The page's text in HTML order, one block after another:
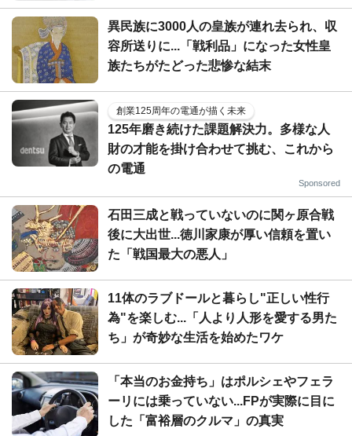
異民族に3000人の皇族が連れ去られ、収
容所送りに...「戦利品」になった女性皇
族たちがたどった悲惨な結末
創業125周年の電通が描く未来
125年磨き続けた課題解決力。多様な人
財の才能を掛け合わせて挑む、これから
の電通
Sponsored
石田三成と戦っていないのに関ヶ原合戦
後に大出世...徳川家康が厚い信頼を置い
た「戦国最大の悪人」
11体のラブドールと暮らし"正しい性行
為"を楽しむ...「人より人形を愛する男た
ち」が奇妙な生活を始めたワケ
「本当のお金持ち」はポルシェやフェラ
ーリには乗っていない...FPが実際に目に
した「富裕層のクルマ」の真実